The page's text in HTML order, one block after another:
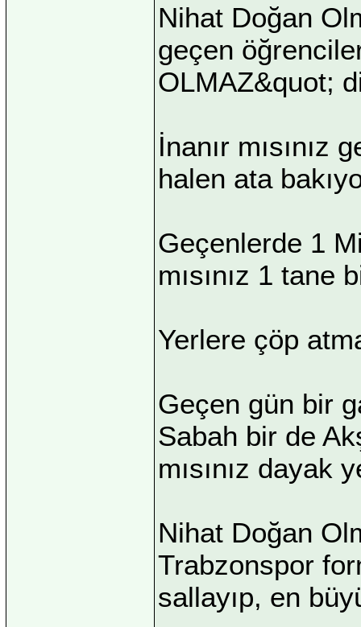
Nihat Doğan
geçen
OLMAZ&quot;
İnanır
halen ata
Geçenlerde 1
mısınız 1 tane
Yerlere çöp
Geçen gün bir
Sabah bir de
mısınız dayak
Nihat Doğan
Trabzonspor
sallayıp, en